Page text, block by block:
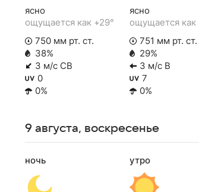
ясно
ощущается как +29°
750 мм рт. ст.
38%
3 м/с СВ
0
0%
ясно
ощущается как
751 мм рт. ст.
29%
3 м/с В
7
0%
9 августа, воскресенье
ночь утро